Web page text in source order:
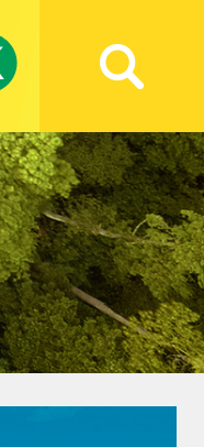
Ricerca avanzata